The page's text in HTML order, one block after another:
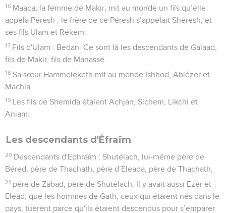
16 Maaca, la femme de Makir, mit au monde un fils qu’elle
appela Péresh ; le frère de ce Péresh s’appelait Shéresh, et
ses fils Ulam et Rékem.
17 Fils d'Ulam : Bedan. Ce sont là les descendants de Galaad,
fils de Makir, fils de Manassé.
18 Sa sœur Hammoléketh mit au monde Ishhod, Abiézer et
Machla.
19 Les fils de Shemida étaient Achjan, Sichem, Likchi et
Aniam.
Les descendants d'Éfraïm
20 Descendants d'Ephraïm : Shutélach, lui-même père de
Béred, père de Thachath, père d’Eleada, père de Thachath,
21 père de Zabad, père de Shutélach. Il y avait aussi Ezer et
Elead, que les hommes de Gath, ceux qui étaient nés dans le
pays, tuèrent parce qu'ils étaient descendus pour s’emparer